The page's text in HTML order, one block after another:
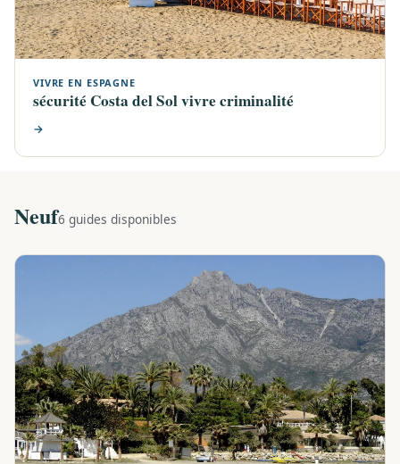
VIVRE EN ESPAGNE
sécurité Costa del Sol vivre criminalité
→
Neuf6 guides disponibles